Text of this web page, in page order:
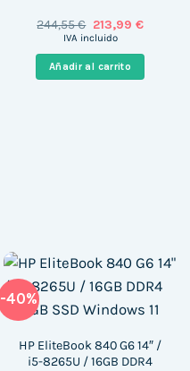
244,55€ El
precio
era:
244,55 €.
213,99 €El
es:
213,99
IVA incluido
Añadir al carrito
-40%
HP EliteBook 840 G6 14″ /
i5-8265U / 16GB DDR4